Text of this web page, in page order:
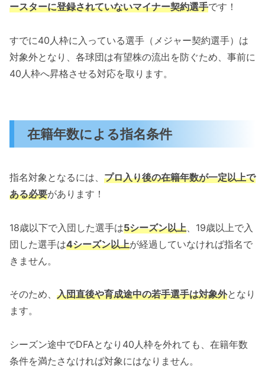
ースターに登録されていないマイナー契約選手です！
すでに40人枠に入っている選手（メジャー契約選手）は
対象外となり、各球団は有望株の流出を防ぐため、事前に
40人枠へ昇格させる対応を取ります。
在籍年数による指名条件
指名対象となるには、 プロ入り後の在籍年数が一定以上で
ある必要があります！
18歳以下で入団した選手は5シーズン以上 、19歳以上で入
団した選手は4シーズン以上が経過していなければ指名で
きません。
そのため、 入団直後や育成途中の若手選手は対象外となり
ます。
シーズン途中でDFAとなり40人枠を外れても、在籍年数
条件を満たさなければ対象にはなりません。